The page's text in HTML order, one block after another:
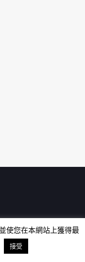
使您在本網站上獲得最
接受